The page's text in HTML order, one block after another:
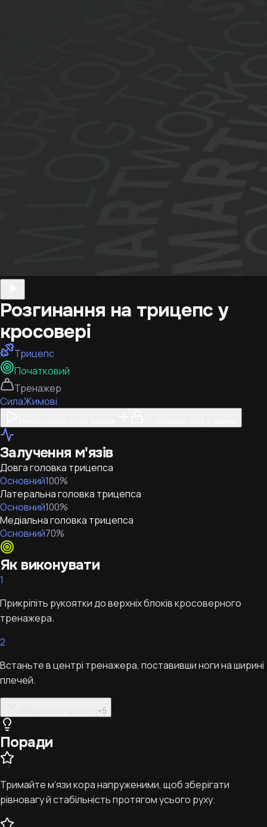
Розгинання на трицепс у
кросовері
Трицепс
Початковий
Тренажер
СилаЖимові
Залучення м'язів
Довга головка трицепса
Основний100%
Латеральна головка трицепса
Основний100%
Медіальна головка трицепса
Основний70%
Як виконувати
1
Прикріпіть рукоятки до верхніх блоків кросоверного
тренажера.
2
Встаньте в центрі тренажера, поставивши ноги на ширині
плечей.
+5
Поради
Тримайте м’язи кора напруженими, щоб зберігати
рівновагу й стабільність протягом усього руху.